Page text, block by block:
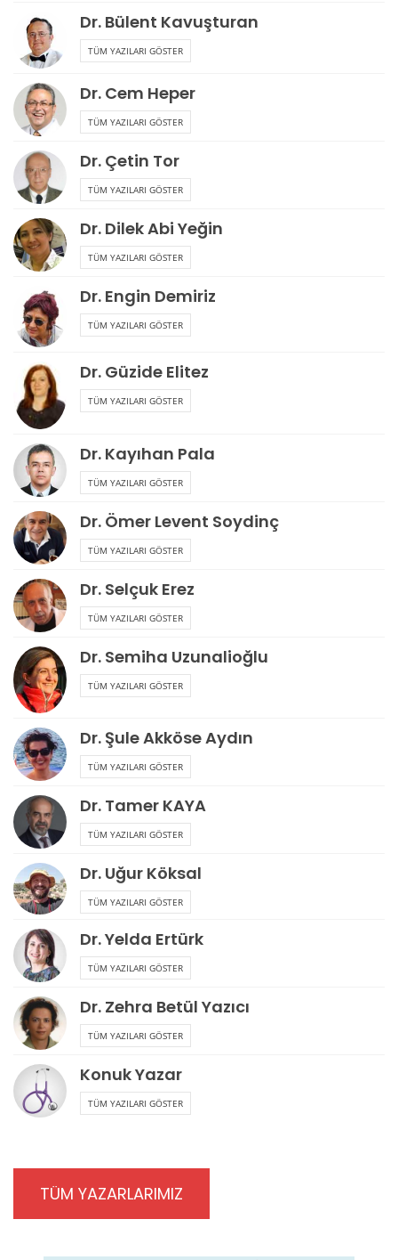
Dr. Bülent Kavuşturan
TÜM YAZILARI GÖSTER
Dr. Cem Heper
TÜM YAZILARI GÖSTER
Dr. Çetin Tor
TÜM YAZILARI GÖSTER
Dr. Dilek Abi Yeğin
TÜM YAZILARI GÖSTER
Dr. Engin Demiriz
TÜM YAZILARI GÖSTER
Dr. Güzide Elitez
TÜM YAZILARI GÖSTER
Dr. Kayıhan Pala
TÜM YAZILARI GÖSTER
Dr. Ömer Levent Soydinç
TÜM YAZILARI GÖSTER
Dr. Selçuk Erez
TÜM YAZILARI GÖSTER
Dr. Semiha Uzunalioğlu
TÜM YAZILARI GÖSTER
Dr. Şule Akköse Aydın
TÜM YAZILARI GÖSTER
Dr. Tamer KAYA
TÜM YAZILARI GÖSTER
Dr. Uğur Köksal
TÜM YAZILARI GÖSTER
Dr. Yelda Ertürk
TÜM YAZILARI GÖSTER
Dr. Zehra Betül Yazıcı
TÜM YAZILARI GÖSTER
Konuk Yazar
TÜM YAZILARI GÖSTER
TÜM YAZARLARIMIZ